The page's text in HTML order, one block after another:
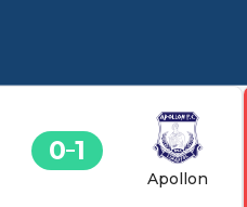
0 1
Apollon